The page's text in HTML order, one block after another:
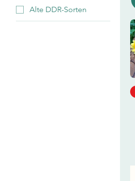
Alte DDR-Sorten